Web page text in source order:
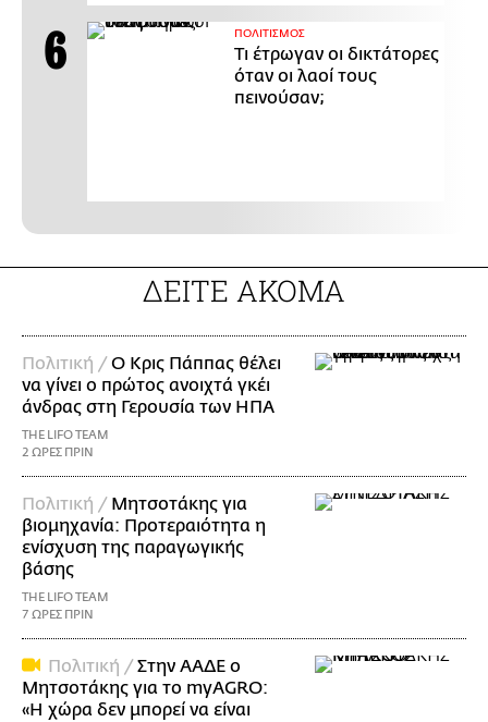
ΠΟΛΙΤΙΣΜΟΣ
Τι έτρωγαν οι δικτάτορες
όταν οι λαοί τους
πεινούσαν;
ΔΕΙΤΕ ΑΚΟΜΑ
Πολιτική /Ο Κρις Πάππας θέλει
να γίνει ο πρώτος ανοιχτά γκέι
άνδρας στη Γερουσία των ΗΠΑ
THE LIFO TEAM
2 ΩΡΕΣ ΠΡΙΝ
Πολιτική / Μητσοτάκης για
βιομηχανία: Προτεραιότητα η
ενίσχυση της παραγωγικής
βάσης
THE LIFO TEAM
7 ΩΡΕΣ ΠΡΙΝ
Πολιτική /Στην ΑΑΔΕ ο
Μητσοτάκης για το myAGRO:
«Η χώρα δεν μπορεί να είναι